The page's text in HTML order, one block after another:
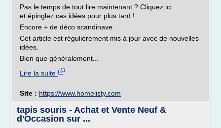
Pas le temps de tout lire maintenant ? Cliquez ici
et épinglez ces idées pour plus tard !
Encore + de déco scandinave
Cet article est régulièrement mis à jour avec de nouvelles
idées.
Bien que généralement...
Lire la suite
Site : https://www.homelisty.com
tapis souris - Achat et Vente Neuf &
d'Occasion sur ...